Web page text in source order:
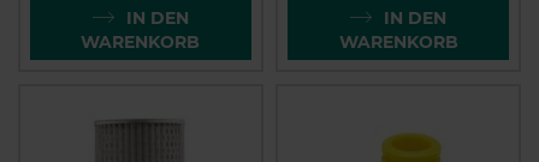
IN DEN
WARENKORB
IN DEN
WARENKORB